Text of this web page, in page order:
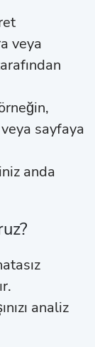
veya
sayfaya
anda
analiz